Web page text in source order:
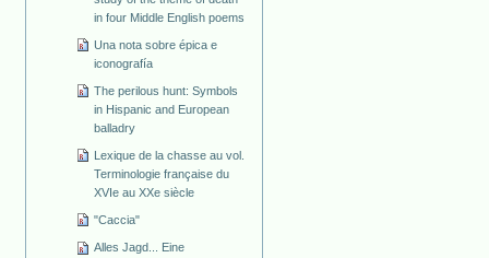
in four Middle English poems
Una nota sobre épica e
iconografía
The perilous hunt: Symbols
in Hispanic and European
balladry
Lexique de la chasse au vol.
Terminologie française du
XVIe au XXe siècle
"Caccia"
Alles Jagd... Eine